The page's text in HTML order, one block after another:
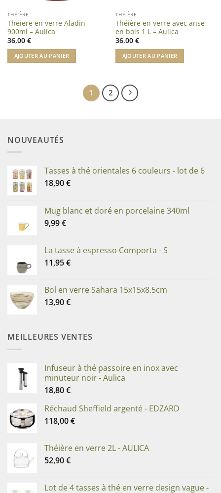
THÉIÈRE
Theiere en verre Aladin
900ml – Aulica
36,00 €
AJOUTER AU PANIER
THÉIÈRE
Théière en verre avec anse
en bois 1 L – Aulica
36,00 €
AJOUTER AU PANIER
1 2
NOUVEAUTÉS
Tasses à thé orientales 6 couleurs - lot de 6
18,90€
Mug blanc et doré en porcelaine 340ml
9,99€
La tasse à espresso Comporta - S
11,95€
Bol en verre Sahara 15x15x8.5cm
13,90€
MEILLEURES VENTES
Infuseur à thé passoire en inox avec
minuteur noir - Aulica
18,80€
Réchaud Sheffield argenté - EDZARD
118,00€
Théière en verre 2L - AULICA
52,90€
Lot de 4 tasses à thé en verre design vague -